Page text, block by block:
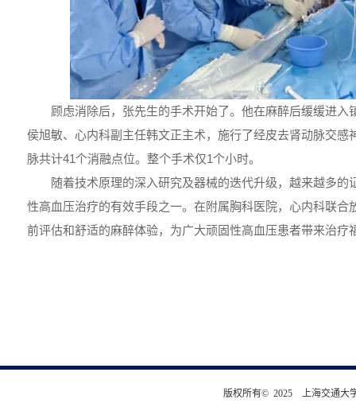
版权所有© 2025 上海交通大
顾虑消除后，张先生的手术开始了。他在麻醉后缓缓进入
侯旭敏、心内科副主任韩文正主术，施行了经皮去肾动脉交感
脉共计41个消融点位。整个手术仅1个小时。
随着技术原理的深入研究及器械的迭代升级，越来越多的
性高血压治疗的有效手段之一。在附属胸科医院，心内科联合
前评估和舒适的麻醉体验，为广大顽固性高血压患者带来治疗